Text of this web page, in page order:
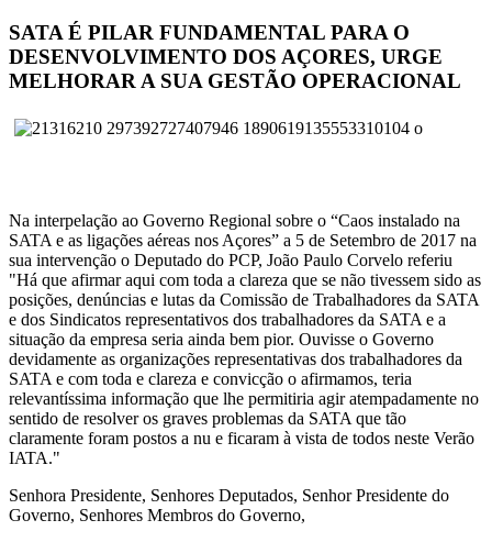
SATA É PILAR FUNDAMENTAL PARA O
DESENVOLVIMENTO DOS AÇORES, URGE
MELHORAR A SUA GESTÃO OPERACIONAL
Na interpelação ao Governo Regional sobre o “Caos instalado na
SATA e as ligações aéreas nos Açores” a 5 de Setembro de 2017 na
sua intervenção o Deputado do PCP, João Paulo Corvelo referiu
"Há que afirmar aqui com toda a clareza que se não tivessem sido as
posições, denúncias e lutas da Comissão de Trabalhadores da SATA
e dos Sindicatos representativos dos trabalhadores da SATA e a
situação da empresa seria ainda bem pior. Ouvisse o Governo
devidamente as organizações representativas dos trabalhadores da
SATA e com toda e clareza e convicção o afirmamos, teria
relevantíssima informação que lhe permitiria agir atempadamente no
sentido de resolver os graves problemas da SATA que tão
claramente foram postos a nu e ficaram à vista de todos neste Verão
IATA."
Senhora Presidente, Senhores Deputados, Senhor Presidente do
Governo, Senhores Membros do Governo,